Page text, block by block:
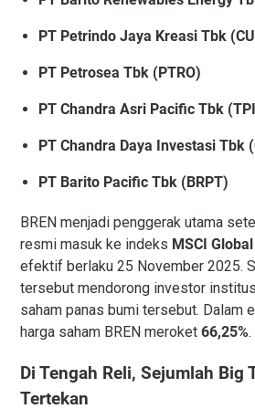
PT Petrindo Jaya Kreasi Tbk
PT Petrosea Tbk (PTRO)
PT Chandra Asri Pacific Tbk
PT Chandra Daya Investasi Tbk
PT Barito Pacific Tbk (BRPT)
BREN menjadi penggerak utama
resmi masuk ke indeks MSCI
efektif berlaku 25 November 2025.
tersebut mendorong investor
saham panas bumi tersebut. Dalam
harga saham BREN meroket 66,25%.
Di Tengah Reli, Sejumlah Big
Tertekan